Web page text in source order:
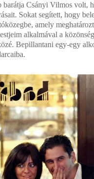
Csányi Vilmos volt,
Sokat segített, hogy
amely
alkalmával a
Bepillantani egy-egy